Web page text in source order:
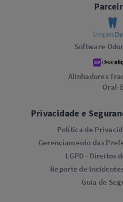
Software
Alinhadores
Oral-
Privacidade e
Política de
Gerenciamento das
LGPD - Direitos
Reporte de
Guia de